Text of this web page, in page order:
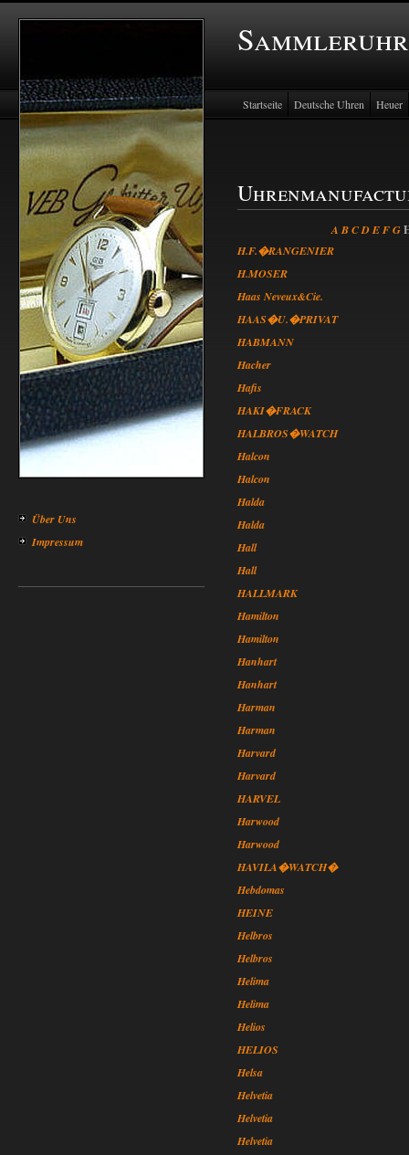
Über Uns
Impressum
Startseite Deutsche Uhren Heuer
A BCDEFG
H.F.�RANGENIER
H.MOSER
Haas Neveux&Cie.
HAAS�U.�PRIVAT
HABMANN
Hacher
Hafis
HAKI�FRACK
HALBROS�WATCH
Halcon
Halcon
Halda
Halda
Hall
Hall
HALLMARK
Hamilton
Hamilton
Hanhart
Hanhart
Harman
Harman
Harvard
Harvard
HARVEL
Harwood
Harwood
HAVILA�WATCH�
Hebdomas
HEINE
Helbros
Helbros
Helima
Helima
Helios
HELIOS
Helsa
Helvetia
Helvetia
Helvetia